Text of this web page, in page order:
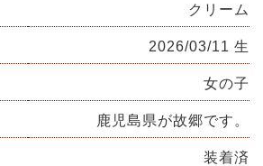
クリーム
2026/03/11 生
女の子
鹿児島県が故郷です。
装着済